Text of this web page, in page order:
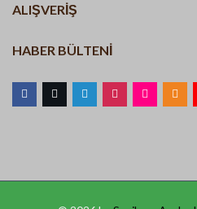
ALIŞVERİŞ
HABER BÜLTENI